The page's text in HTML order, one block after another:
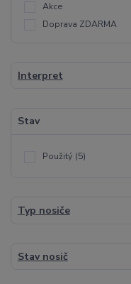
Akce
Doprava ZDARMA
Interpret
Stav
Použitý (5)
Typ nosiče
Stav nosič